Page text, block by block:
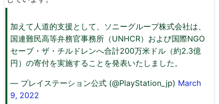
加えて人道的支援として、ソニーグループ株式会社は、
国連難民高等弁務官事務所（UNHCR）および国際NGO
セーブ・ザ・チルドレンへ合計200万米ドル（約2.3億
円）の寄付を実施することを発表いたしました。
— プレイステーション公式 (@PlayStation_jp) March
9, 2022